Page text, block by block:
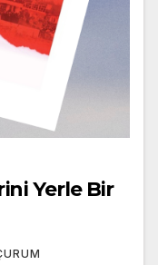
Yerle Bir